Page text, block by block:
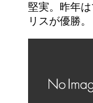
堅実。昨年
リスが優勝